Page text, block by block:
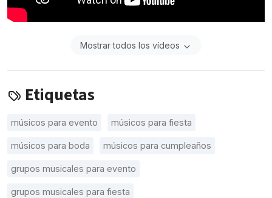
Mostrar todos los vídeos
Etiquetas
músicos para evento músicos para fiesta
músicos para boda músicos para cumpleaños
grupos musicales para evento
grupos musicales para fiesta